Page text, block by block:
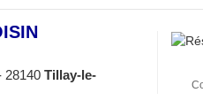
28140 Tillay-le-